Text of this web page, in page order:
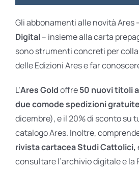
Gli abbonamenti alle novità Ares
Digital– insieme alla carta
sono strumenti concreti per
delle Edizioni Ares e far
L’Ares Goldoffre50 nuovi titoli
due comode spedizioni gratuite
dicembre), e il 20% di sconto su
catalogo Ares. Inoltre,
rivista cartacea Studi Cattolici,
consultare l’archivio digitale e la